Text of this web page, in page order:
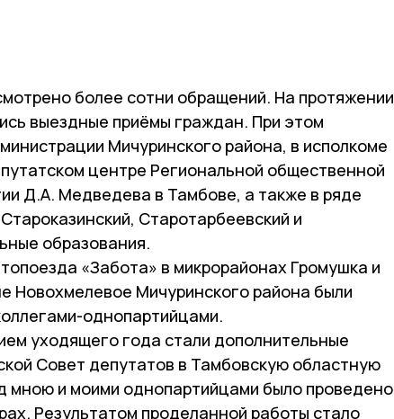
более сотни обращений. На протяжении
выездные приёмы граждан. При этом
Мичуринского района, в исполкоме
центре Региональной общественной
Д.А. Медведева в Тамбове, а также в ряде
Старотарбеевский и
образования.
«Забота» в микрорайонах Громушка и
Новохмелевое Мичуринского района были
однопартийцами.
уходящего года стали дополнительные
Совет депутатов в Тамбовскую областную
мною и моими однопартийцами было проведено
Результатом проделанной работы стало